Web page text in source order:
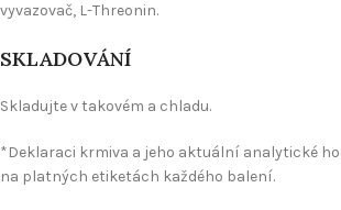
vyvazovač, L-Threonin.
SKLADOVÁNÍ
Skladujte v takovém a chladu.
*Deklaraci krmiva a jeho aktuální analytické
na platných etiketách každého balení.